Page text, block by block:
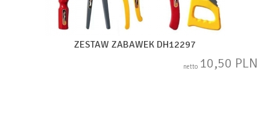
ZESTAW ZABAWEK DH12297
netto 10,50 PLN